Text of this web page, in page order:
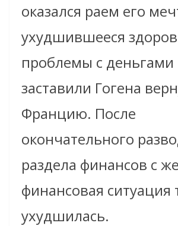
оказался раем его
ухудшившееся
проблемы с деньгами
заставили Гогена
Францию. После
окончательного
раздела финансов с
финансовая ситуация
ухудшилась.